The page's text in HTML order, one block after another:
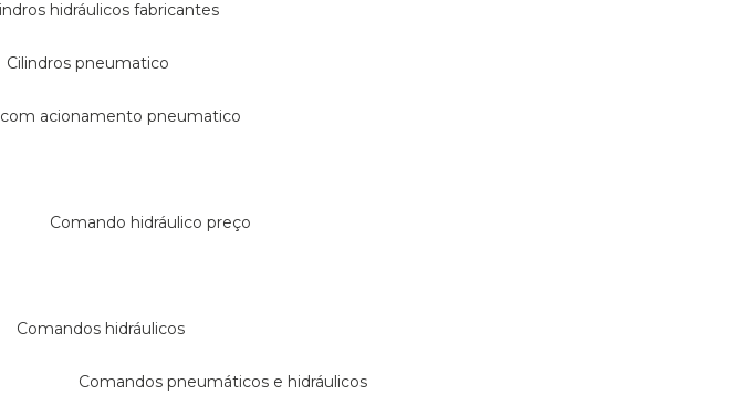
hidráulicos fabricantes
Cilindros pneumatico
com acionamento pneumatico
Comando hidráulico preço
Comandos hidráulicos
Comandos pneumáticos e hidráulicos